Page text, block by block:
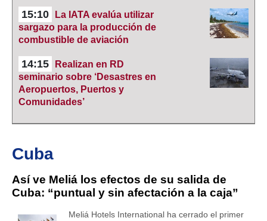
15:10
La IATA evalúa utilizar
sargazo para la producción de
combustible de aviación
14:15
Realizan en RD
seminario sobre ‘Desastres en
Aeropuertos, Puertos y
Comunidades’
Cuba
Así ve Meliá los efectos de su salida de
Cuba: “puntual y sin afectación a la caja”
Meliá Hotels International ha cerrado el primer